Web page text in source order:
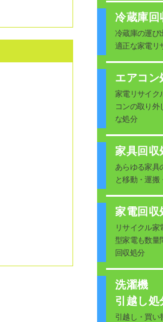
冷蔵庫回
冷蔵庫の運び
適正な家電リ
エアコン
家電リサイク
コンの取り外
な処分
家具回収
あらゆる家具
と移動・運搬
家電回収
リサイクル家
型家電も数量
回収処分
洗濯機
引越し処
引越し・買い